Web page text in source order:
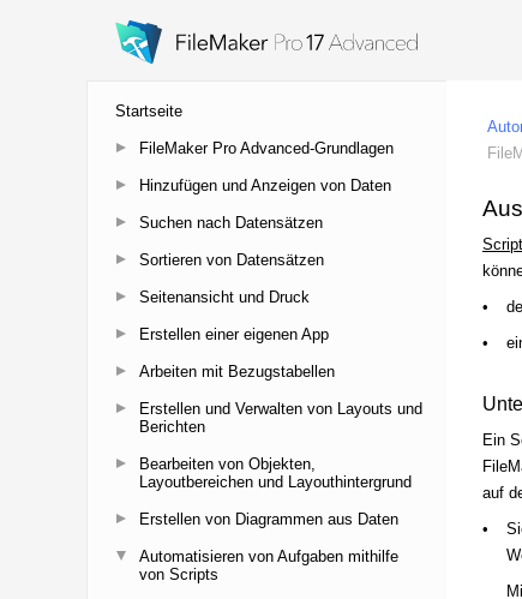
Startseite
FileMaker Pro Advanced-Grundlagen
Hinzufügen und Anzeigen von Daten
Suchen nach Datensätzen
Sortieren von Datensätzen
Seitenansicht und Druck
Erstellen einer eigenen App
Arbeiten mit Bezugstabellen
Erstellen und Verwalten von Layouts und
Berichten
Bearbeiten von Objekten,
Layoutbereichen und Layouthintergrund
Erstellen von Diagrammen aus Daten
Automatisieren von Aufgaben mithilfe
von Scripts